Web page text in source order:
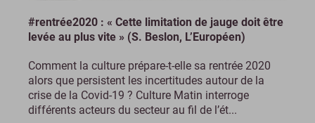
#rentrée2020 : « Cette limitation de jauge doit être
levée au plus vite » (S. Beslon, L’Européen)
Comment la culture prépare-t-elle sa rentrée 2020
alors que persistent les incertitudes autour de la
crise de la Covid-19 ? Culture Matin interroge
différents acteurs du secteur au fil de l’ét...